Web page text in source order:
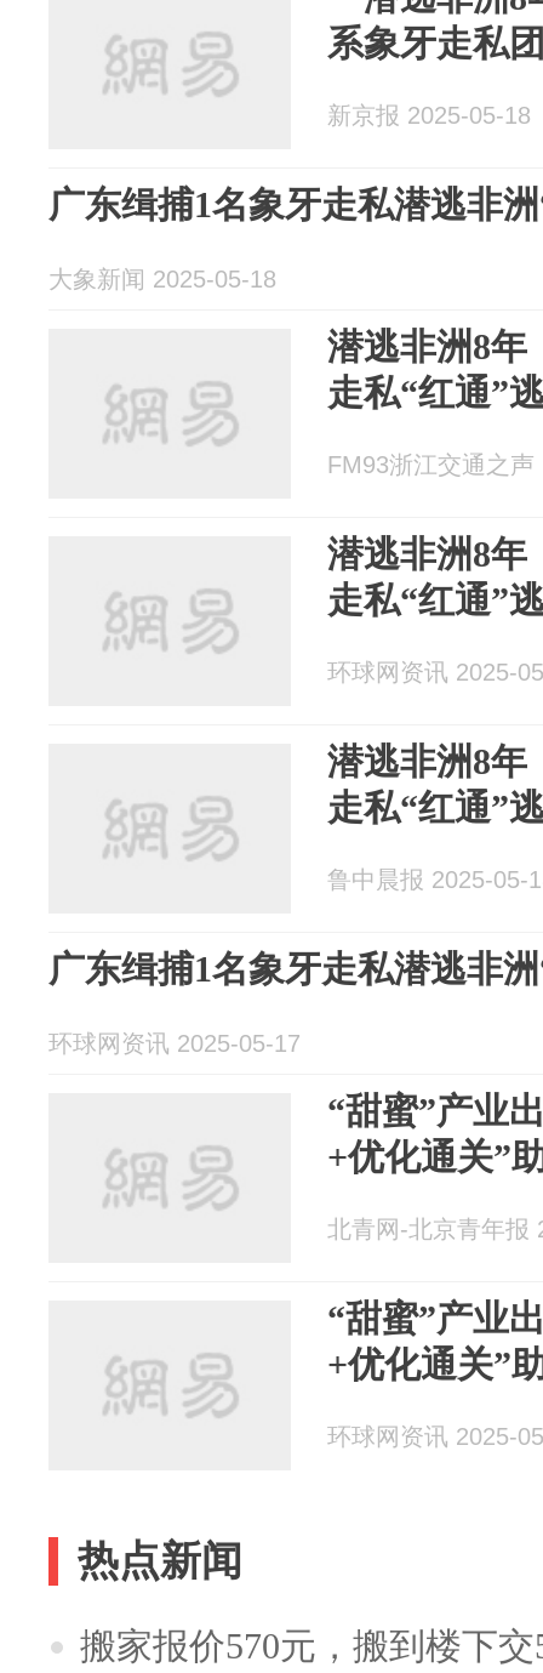
系象牙走私
新京报 2025-05-18
广东缉捕1名象牙走私潜逃非
大象新闻 2025-05-18
潜逃非洲8年
走私“红通”
FM93浙江交通之声
潜逃非洲8年
走私“红通”
环球网资讯 2025-
潜逃非洲8年
走私“红通”
鲁中晨报 2025-05-
广东缉捕1名象牙走私潜逃非
环球网资讯 2025-05-17
“甜蜜”产业
+优化通关”
北青网-北京青年报
“甜蜜”产业
+优化通关”
环球网资讯 2025-
热点新闻
搬家报价570元，搬到楼下